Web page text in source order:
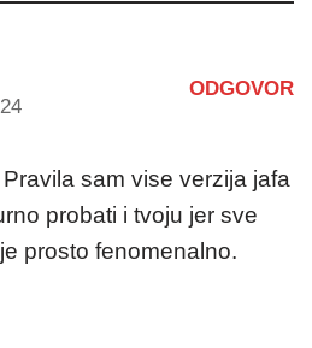
ODGOVOR
sam vise verzija jafa
probati i tvoju jer sve
prosto fenomenalno.